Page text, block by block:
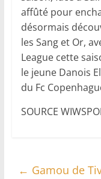
affûté pour
désormais
les Sang et Or,
League cette
le jeune Danois
du Fc
SOURCE
← Gamou de